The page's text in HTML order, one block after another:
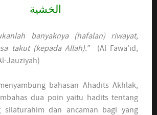
الخشية
banyaknya (hafalan) riwayat,
takut (kepada Allah)." (Al Fawa'id,
Jauziyah)
bahasan Ahadits Akhlak,
dua poin yaitu hadits tentang
silaturahim dan ancaman bagi yang